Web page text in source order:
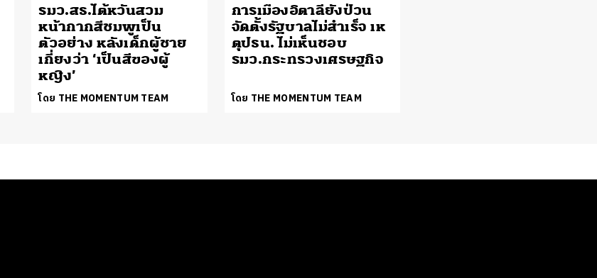
รมว.สธ.ไต้หวันสวม
หน้ากากสีชมพูเป็น
ตัวอย่าง หลังเด็กผู้ชาย
เกี่ยงว่า ‘เป็นสีของผู้
หญิง’
โดย THE MOMENTUM TEAM
การเมืองอิตาลียังป่วน
จัดตั้งรัฐบาลไม่สำเร็จ เห
ตุปธน. ไม่เห็นชอบ
รมว.กระทรวงเศรษฐกิจ
โดย THE MOMENTUM TEAM